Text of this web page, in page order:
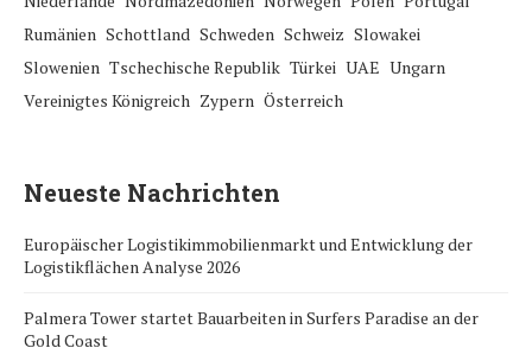
Rumänien Schottland Schweden Schweiz Slowakei
Slowenien Tschechische Republik Türkei UAE Ungarn
Vereinigtes Königreich Zypern Österreich
Neueste Nachrichten
Europäischer Logistikimmobilienmarkt und Entwicklung der
Logistikflächen Analyse 2026
Palmera Tower startet Bauarbeiten in Surfers Paradise an der
Gold Coast